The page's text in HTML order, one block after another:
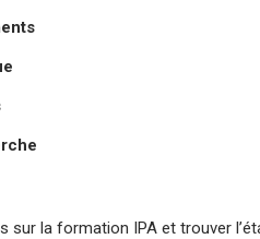
sur la formation IPA et trouver